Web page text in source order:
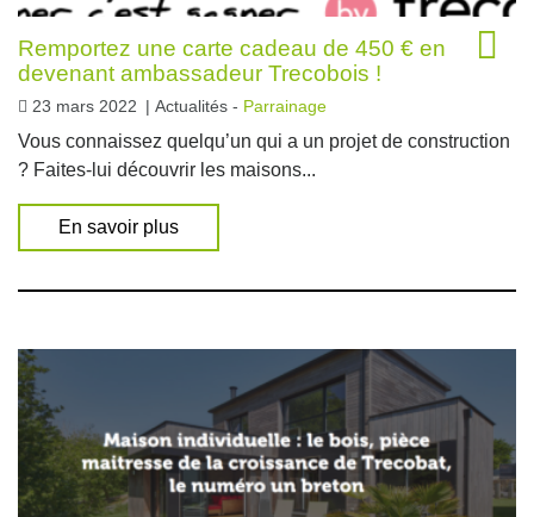
Remportez une carte cadeau de 450 € en
devenant ambassadeur Trecobois !
23 mars 2022 | Actualités - Parrainage
Vous connaissez quelqu’un qui a un projet de construction
? Faites-lui découvrir les maisons...
En savoir plus